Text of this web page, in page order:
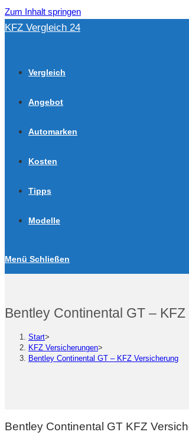
Zum Inhalt springen
KFZ Vergleich 24
Vergleich
Angebot
Automarken
Kosten
Tipps
Modelle
Menü Schließen
Bentley Continental GT –
Start>
KFZ Versicherungen>
Bentley Continental GT – KFZ Versicherung
Bentley Continental GT KFZ